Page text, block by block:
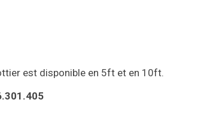
est disponible en 5ft et en 10ft.